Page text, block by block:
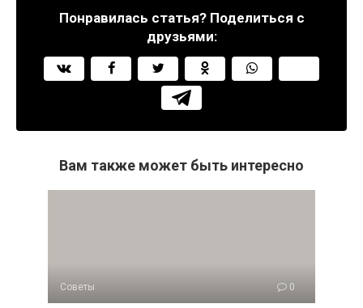
Понравилась статья? Поделиться с
друзьями:
Вам также может быть интересно
Советы 0